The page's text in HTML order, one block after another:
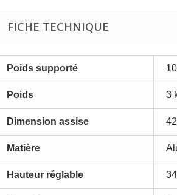
FICHE TECHNIQUE
Poids supporté
Poids 3
Dimension assise
Matière
Hauteur réglable